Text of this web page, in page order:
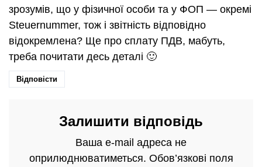
зрозумів, що у фізичної особи та у ФОП — окремі
Steuernummer, тож і звітність відповідно
відокремлена? Ще про сплату ПДВ, мабуть,
треба почитати десь деталі 🙂
Відповісти
Залишити відповідь
Ваша e-mail адреса не
оприлюднюватиметься. Обов’язкові поля